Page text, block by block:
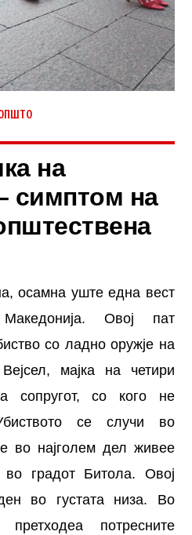
на
симптом на
осамна уште една вест
Овој пат
со ладно оружје на
мајка на четири
сопругот, со кого не
се случи во
во најголем дел живее
во градот Битола. Овој
во густата низа. Во
потресните